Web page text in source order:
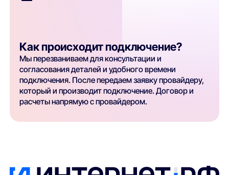
Как происходит подключение?
Мы перезваниваем для консультации и
согласования деталей и удобного времени
подключения. После передаем заявку провайдеру,
который и производит подключение. Договор и
расчеты напрямую с провайдером.